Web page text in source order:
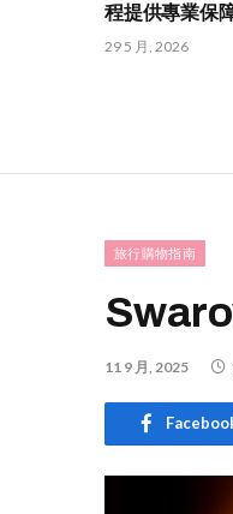
程提供專業保
29 5 月, 2026
旅行購物指南
11 9 月, 2025